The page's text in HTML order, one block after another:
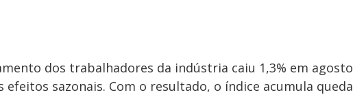
dos trabalhadores da indústria caiu 1,3% em agosto
sazonais. Com o resultado, o índice acumula queda